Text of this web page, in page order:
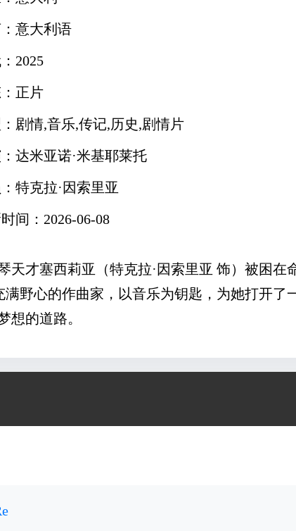
意大利语
2025
正片
剧情,音乐,传记,历史,剧情片
达米亚诺·米基耶莱托
特克拉·因索里亚
间：2026-06-08
天才塞西莉亚（特克拉·因索里亚 饰）被困
野心的作曲家，以音乐为钥匙，为她打开
想的道路。